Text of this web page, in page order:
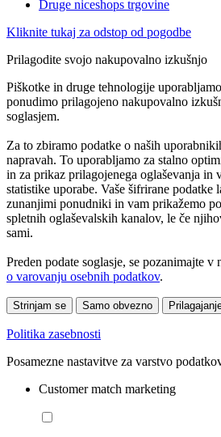
Druge niceshops trgovine
Kliknite tukaj za odstop od pogodbe
Prilagodite svojo nakupovalno izkušnjo
Piškotke in druge tehnologije
ponudimo prilagojeno nakupovalno
soglasjem.
Za to zbiramo podatke o naših
napravah. To uporabljamo za stalno
in za prikaz prilagojenega oglaševanja in
statistike uporabe. Vaše šifrirane podatke
zunanjimi ponudniki in vam prikažemo
spletnih oglaševalskih kanalov, le če
sami.
Preden podate soglasje, se pozanimajte v
o varovanju osebnih podatkov.
Strinjam se Samo obvezno
Politika zasebnosti
Posamezne nastavitve za varstvo
Customer match marketing